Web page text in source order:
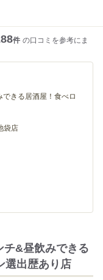
件 の口コミを参考にま
できる居酒屋！食べロ
袋店
チ&昼飲みできる
選出歴あり店